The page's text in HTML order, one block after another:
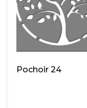
Pochoir 24